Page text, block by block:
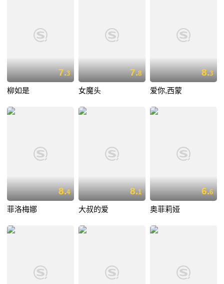
7.3
柳如是
7.8
女魔头
8.3
爱你,西蒙
8.4
菲洛梅娜
8.1
大叔的爱
6.6
奥菲莉娅